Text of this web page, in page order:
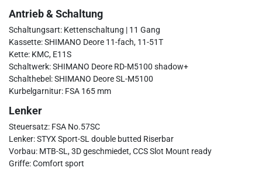
Antrieb & Schaltung
Schaltungsart: Kettenschaltung | 11 Gang
Kassette: SHIMANO Deore 11-fach, 11-51T
Kette: KMC, E11S
Schaltwerk: SHIMANO Deore RD-M5100 shadow+
Schalthebel: SHIMANO Deore SL-M5100
Kurbelgarnitur: FSA 165 mm
Lenker
Steuersatz: FSA No.57SC
Lenker: STYX Sport-SL double butted Riserbar
Vorbau: MTB-SL, 3D geschmiedet, CCS Slot Mount ready
Griffe: Comfort sport